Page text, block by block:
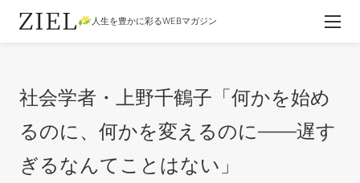
人生を豊かに彩るWEBマガジン
社会学者・上野千鶴子「何かを始め
るのに、何かを変えるのに――遅す
ぎるなんてことはない」